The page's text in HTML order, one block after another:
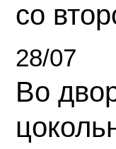
со
28/07
Во